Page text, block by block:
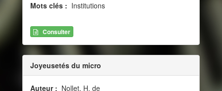
Mots clés : Institutions
Consulter
Joyeusetés du micro
Auteur : Nollet, H. de